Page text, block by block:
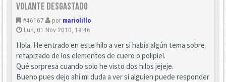
Volante desgastado
#46167 por mariolillo
Lun, 01 Nov 2010, 19:46
Hola. He entrado en este hilo a ver si había algún tema sobre
retapizado de los elementos de cuero o polipiel.
Qué sorpresa cuando solo he visto dos hilos jejeje.
Bueno pues dejo ahí mi duda a ver si alguien puede responder